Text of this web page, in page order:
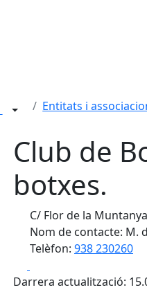
Entitats i
Club de
botxes.
C/ Flor de la
Nom de contacte: M.
Telèfon: 938 230260
Darrera actualització: